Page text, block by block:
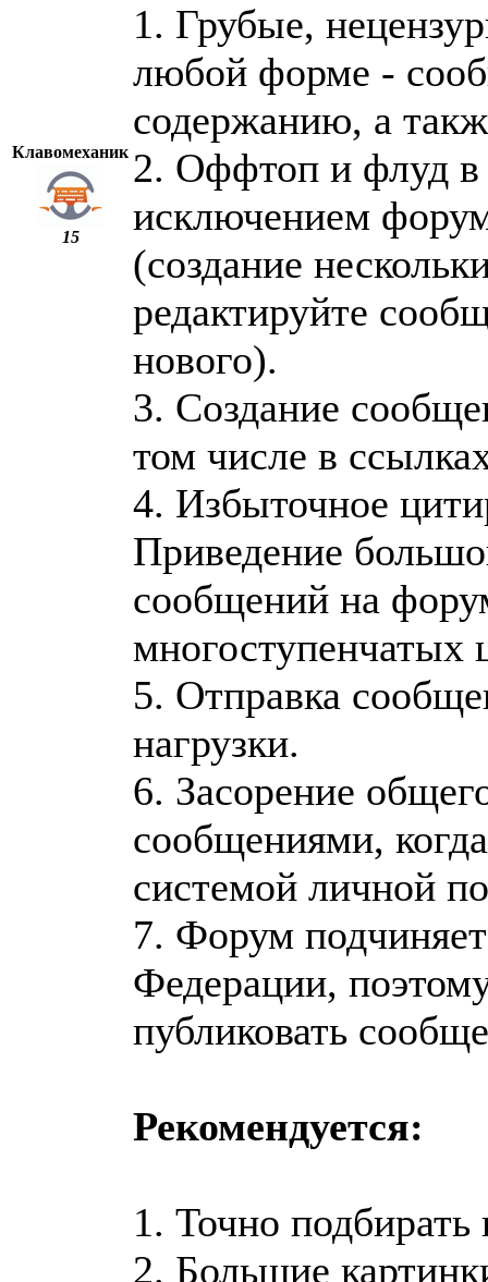
Клавомеханик
15
1. Грубые,
любой форме -
содержанию, а
2. Оффтоп и флуд в
исключением
(создание
редактируйте
нового).
3. Создание
том числе в
4. Избыточное
Приведение
сообщений на
многоступенчатых
5. Отправка
нагрузки.
6. Засорение
сообщениями,
системой личной
7. Форум
Федерации,
публиковать
Рекомендуется:
1. Точно подбирать
2. Большие